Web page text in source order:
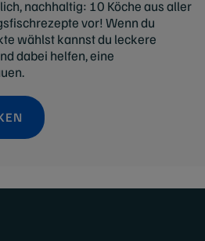
nachhaltig: 10 Köche aus aller
vor! Wenn du
wählst kannst du leckere
dabei helfen, eine